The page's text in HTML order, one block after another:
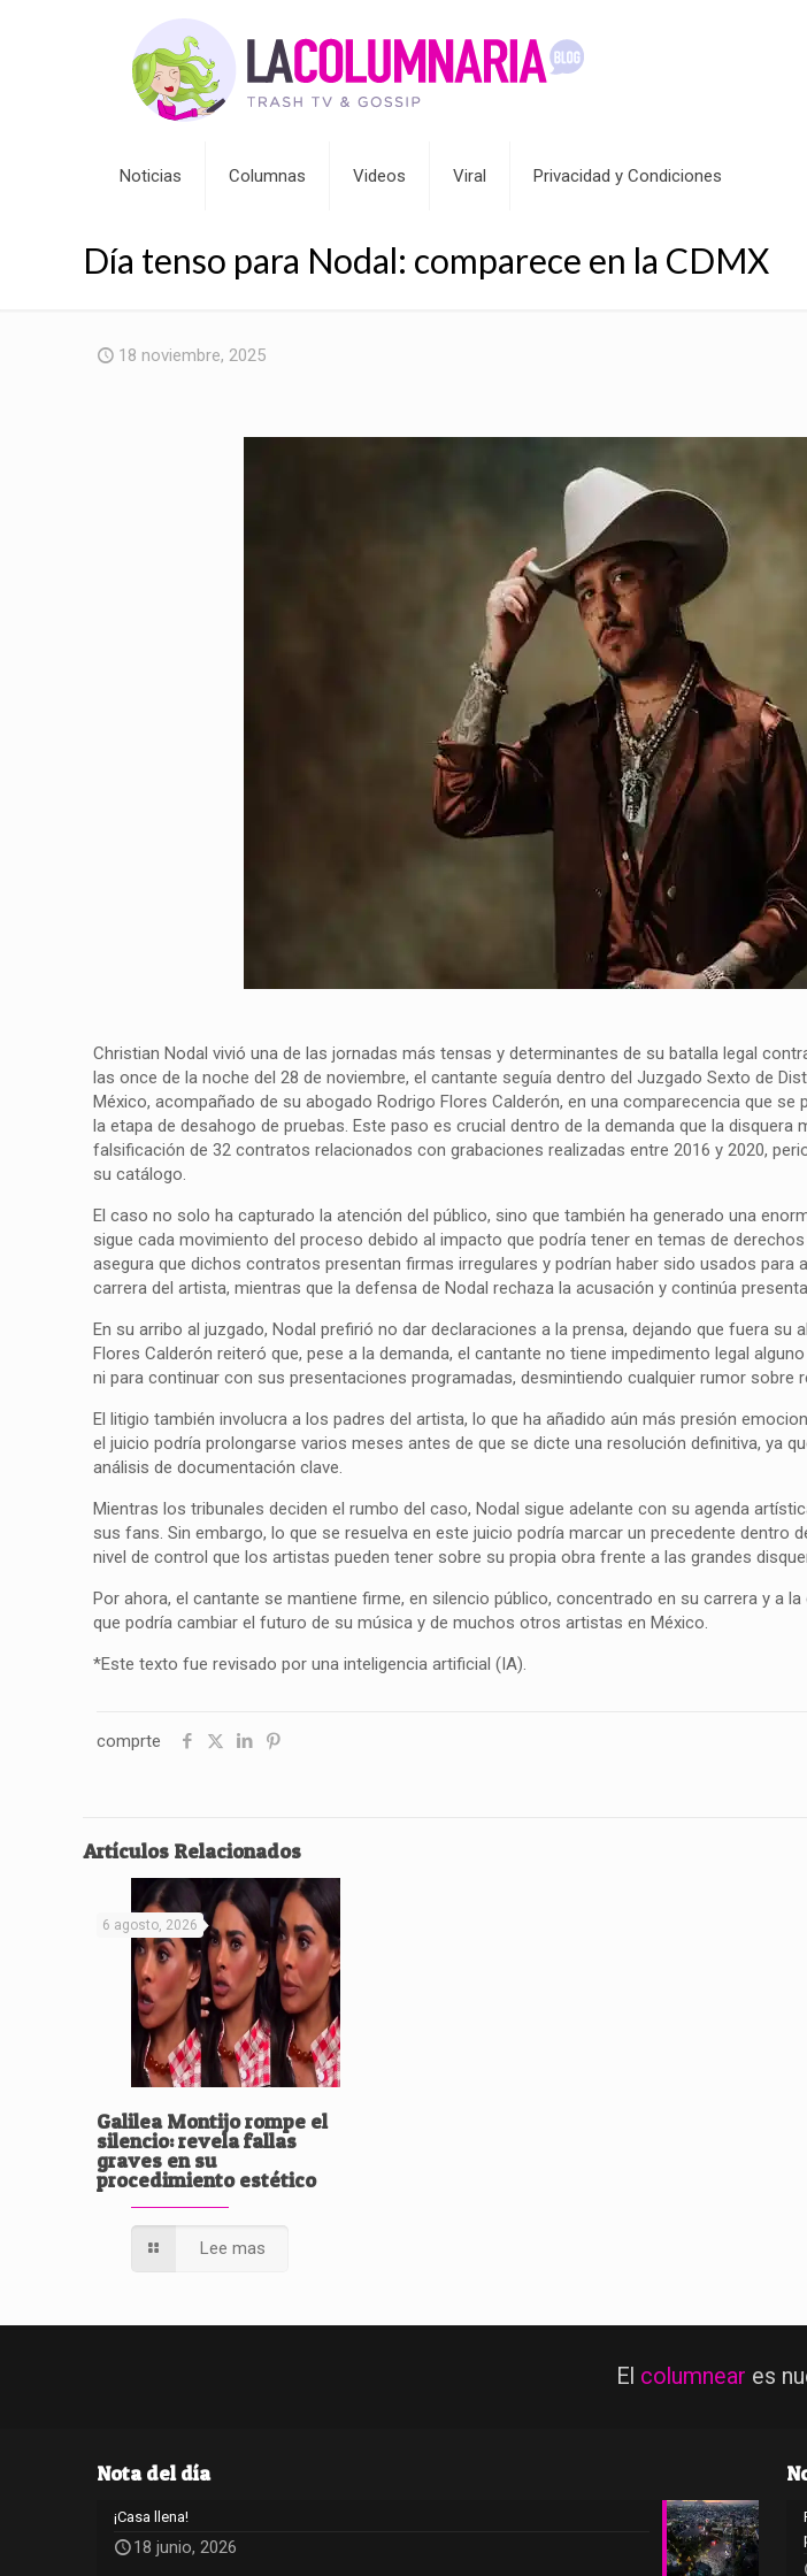
Noticias Columnas Videos Viral Privacidad y Condiciones
Día tenso para Nodal: comparece en la CDMX
18 noviembre, 2025
Christian Nodal vivió una de las jornadas más tensas y determinantes de su batalla legal
las once de la noche del 28 de noviembre, el cantante seguía dentro del Juzgado Sexto de
México, acompañado de su abogado Rodrigo Flores Calderón, en una comparecencia que
la etapa de desahogo de pruebas. Este paso es crucial dentro de la demanda que la disquera
falsificación de 32 contratos relacionados con grabaciones realizadas entre 2016 y 2020,
su catálogo.
El caso no solo ha capturado la atención del público, sino que también ha generado una
sigue cada movimiento del proceso debido al impacto que podría tener en temas de
asegura que dichos contratos presentan firmas irregulares y podrían haber sido usados para
carrera del artista, mientras que la defensa de Nodal rechaza la acusación y continúa
En su arribo al juzgado, Nodal prefirió no dar declaraciones a la prensa, dejando que fuera su
Flores Calderón reiteró que, pese a la demanda, el cantante no tiene impedimento legal
ni para continuar con sus presentaciones programadas, desmintiendo cualquier rumor sobre
El litigio también involucra a los padres del artista, lo que ha añadido aún más presión
el juicio podría prolongarse varios meses antes de que se dicte una resolución definitiva, ya
análisis de documentación clave.
Mientras los tribunales deciden el rumbo del caso, Nodal sigue adelante con su agenda
sus fans. Sin embargo, lo que se resuelva en este juicio podría marcar un precedente dentro
nivel de control que los artistas pueden tener sobre su propia obra frente a las grandes
Por ahora, el cantante se mantiene firme, en silencio público, concentrado en su carrera y a
que podría cambiar el futuro de su música y de muchos otros artistas en México.
*Este texto fue revisado por una inteligencia artificial (IA).
comprte
Artículos Relacionados
6 agosto, 2026
Galilea Montijo rompe el
silencio: revela fallas
graves en su
procedimiento estético
Lee mas
El columnear es
Nota del día
¡Casa llena!
18 junio, 2026